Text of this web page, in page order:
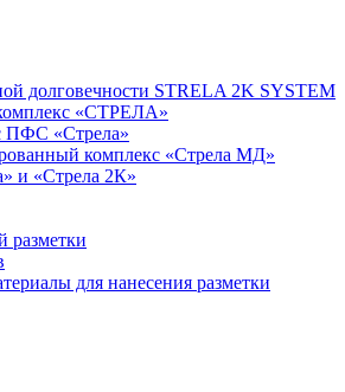
долговечности STRELA 2K SYSTEM
«СТРЕЛА»
ПФС «Стрела»
комплекс «Стрела МД»
и «Стрела 2К»
разметки
для нанесения разметки